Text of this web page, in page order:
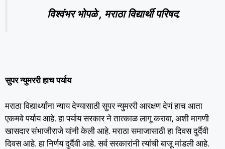
विश्वंभर भोपळे , मराठा विद्यार्थी परिषद.
सुपर न्युमररी हाच पर्याय
मराठा विद्यार्थ्यांना न्याय देण्यासाठी सुपर न्युमररी आरक्षण देणं हाच आता
एकमवे पर्याय आहे. हा पर्याय सरकार ने तात्काळ लागू करावा, अशी मागणी
खासदार संभाजीराजे यांनी केली आहे. मराठा समाजासाठी हा दिवस दुर्दैवी
दिवस आहे. हा निर्णय दुर्दैवी आहे. सर्व सरकारांनी त्यांची बाजू मांडली आहे.